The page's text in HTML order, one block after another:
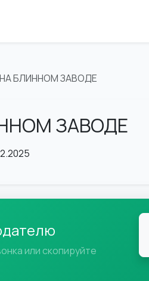
БЛИННОМ ЗАВОДЕ
ЗАВОДЕ
или скопируйте